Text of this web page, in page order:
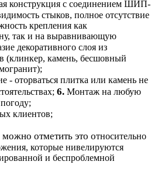
конструкция с соединением ШИП-
стыков, полное отсутствие
крепления как
так и на выравнивающую
декоративного слоя из
(клинкер, камень, бесшовный
- оторваться плитка или камень не
6. Монтаж на любую
клиентов;
можно отметить это относительно
которые нивелируются
и беспроблемной